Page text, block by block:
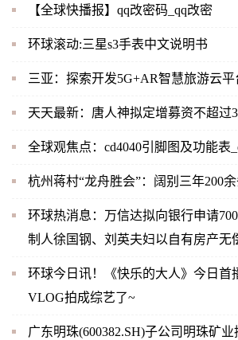
【全球快播报】qq改密码_qq改密
环球滚动:三星s3手表中文说明书
三亚：探索开发5G+AR智慧旅游云
天天最新：唐人神拟定增募资不超过
全球观焦点：cd4040引脚图及功能表
杭州蒋村“龙舟胜会”：阔别三年200
环球热消息：万信达拟向银行申请
制人徐国钢、刘英夫妇以自有房产无
环球今日讯！《快乐的大人》今日首
VLOG拍成综艺了~
广东明珠(600382.SH)子公司明珠矿